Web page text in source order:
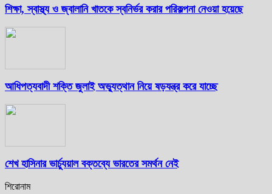
শিক্ষা, স্বাস্থ্য ও জ্বালানি খাতকে স্বনির্ভর করার পরিকল্পনা নেওয়া হয়েছে
আধিপত্যবাদী শক্তি জুলাই অভ্যুত্থান নিয়ে ষড়যন্ত্র করে যাচ্ছে
শেখ হাসিনার ভার্চ্যুয়াল বক্তব্যে ভারতের সমর্থন নেই
শিরোনাম